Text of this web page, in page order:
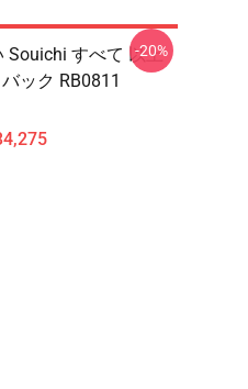
Souichi すべて 以上
ック RB0811
-20%